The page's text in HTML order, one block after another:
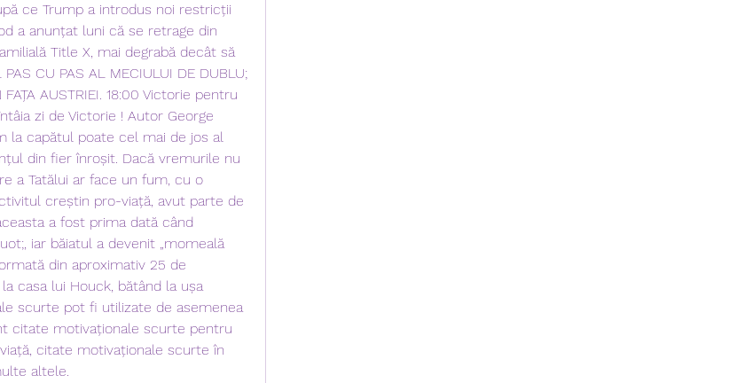
ce Trump a introdus noi restricții
a anunțat luni că se retrage din
Title X, mai degrabă decât să
CU PAS AL MECIULUI DE DUBLU;
FAȚA AUSTRIEI. 18:00 Victorie pentru
zi de Victorie ! Autor George
la capătul poate cel mai de jos al
din fier înroșit. Dacă vremurile nu
a Tatălui ar face un fum, cu o
creștin pro-viață, avut parte de
a fost prima dată când
iar băiatul a devenit „momeală
din aproximativ 25 de
casa lui Houck, bătând la ușa
scurte pot fi utilizate de asemenea
citate motivaționale scurte pentru
citate motivaționale scurte în
altele.